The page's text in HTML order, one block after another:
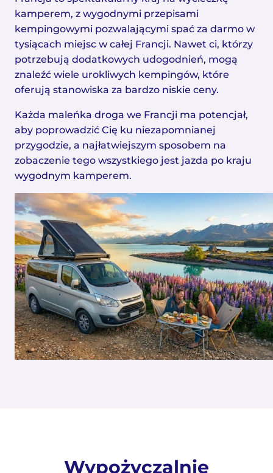
kamperem, z wygodnymi przepisami
kempingowymi pozwalającymi spać za darmo w
tysiącach miejsc w całej Francji. Nawet ci, którzy
potrzebują dodatkowych udogodnień, mogą
znaleźć wiele urokliwych kempingów, które
oferują stanowiska za bardzo niskie ceny.
Każda maleńka droga we Francji ma potencjał,
aby poprowadzić Cię ku niezapomnianej
przygodzie, a najłatwiejszym sposobem na
zobaczenie tego wszystkiego jest jazda po kraju
wygodnym kamperem.
Wypożyczalnie